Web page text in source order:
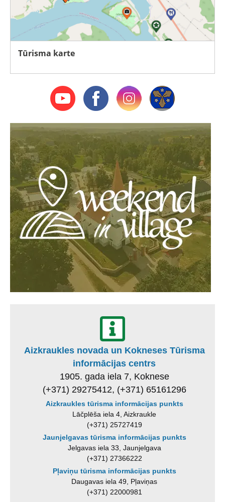
Tūrisma karte
Aizkraukles novada un Kokneses Tūrisma
informācijas centrs
1905. gada iela 7, Koknese
(+371) 29275412, (+371) 65161296
Aizkraukles tūrisma informācijas punkts
Lāčplēša iela 4, Aizkraukle
(+371) 25727419
Jaunjelgavas tūrisma informācijas punkts
Jelgavas iela 33, Jaunjelgava
(+371) 27366222
Pļaviņu tūrisma informācijas punkts
Daugavas iela 49, Pļaviņas
(+371) 22000981